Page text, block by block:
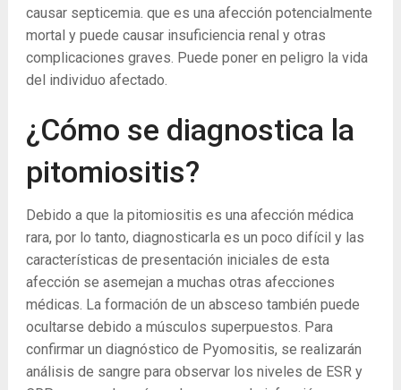
causar septicemia. que es una afección potencialmente
mortal y puede causar insuficiencia renal y otras
complicaciones graves. Puede poner en peligro la vida
del individuo afectado.
¿Cómo se diagnostica la
pitomiositis?
Debido a que la pitomiositis es una afección médica
rara, por lo tanto, diagnosticarla es un poco difícil y las
características de presentación iniciales de esta
afección se asemejan a muchas otras afecciones
médicas. La formación de un absceso también puede
ocultarse debido a músculos superpuestos. Para
confirmar un diagnóstico de Pyomositis, se realizarán
análisis de sangre para observar los niveles de ESR y